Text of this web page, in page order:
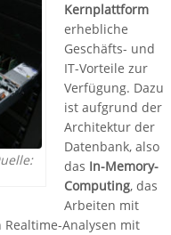
Kernplattform
erhebliche
Geschäfts- und
IT-Vorteile zur
Verfügung. Dazu
ist aufgrund der
Architektur der
Datenbank, also
das In-Memory-
Computing, das
Arbeiten mit
Realtime-Analysen mit